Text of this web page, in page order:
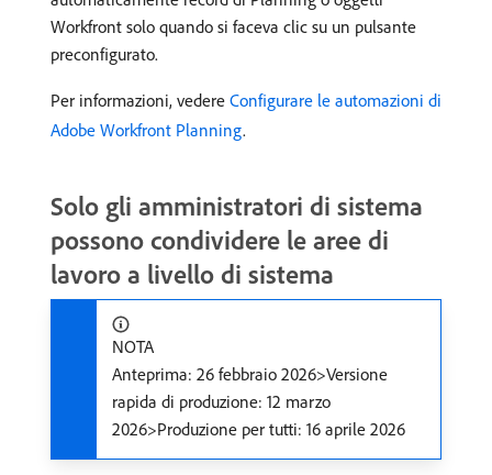
Workfront solo quando si faceva clic su un pulsante
preconfigurato.
Per informazioni, vedere Configurare le automazioni di
Adobe Workfront Planning.
Solo gli amministratori di sistema
possono condividere le aree di
lavoro a livello di sistema
NOTA
Anteprima: 26 febbraio 2026>Versione
rapida di produzione: 12 marzo
2026>Produzione per tutti: 16 aprile 2026